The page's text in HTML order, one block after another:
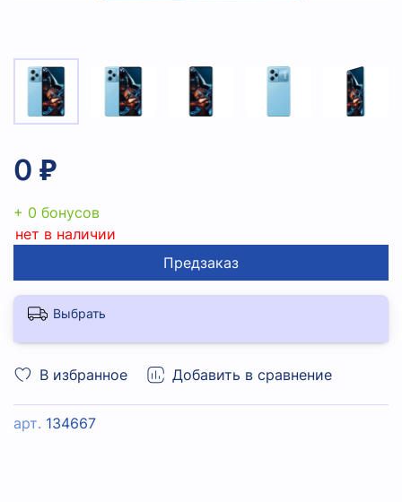
В избранное Добавить в сравнение
арт. 134667
0 ₽
+ 0 бонусов
нет в наличии
Предзаказ
Выбрать